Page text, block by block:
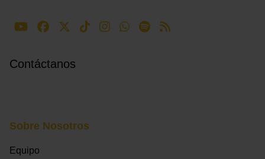
Contáctanos
Sobre Nosotros
Equipo